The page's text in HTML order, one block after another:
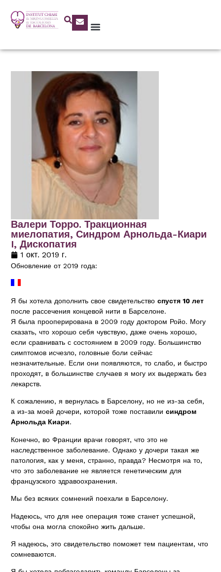
Валери Торро. Тракционная
миелопатия, Синдром Арнольда-Киари
I, Дископатия
1 окт. 2019 г.
Обновление от 2019 года:
Я бы хотела дополнить свое свидетельствоспустя 10 лет
после рассечения концевой нити в Барселоне.
Я была прооперирована в 2009 году доктором Ройо. Могу
сказать, что хорошо себя чувствую, даже очень хорошо,
если сравнивать с состоянием в 2009 году. Большинство
симптомов исчезло, головные боли сейчас
незначительные. Если они появляются, то слабо, и быстро
проходят, в большинстве случаев я могу их выдержать без
лекарств.
К сожалению, я вернулась в Барселону, но не из-за себя,
а из-за моей дочери, которой тоже поставилисиндром
Арнольда Киари.
Конечно, во Франции врачи говорят, что это не
наследственное заболевание. Однако у дочери такая же
патология, как у меня, странно, правда? Несмотря на то,
что это заболевание не является генетическим для
французского здравоохранения.
Мы без всяких сомнений поехали в Барселону.
Надеюсь, что для нее операция тоже станет успешной,
чтобы она могла спокойно жить дальше.
Я надеюсь, это свидетельство поможет тем пациентам, что
сомневаются.